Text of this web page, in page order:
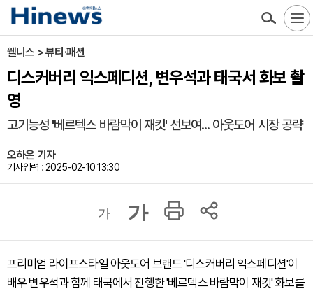
웰니스 > 뷰티·패션
디스커버리 익스페디션, 변우석과 태국서 화보 촬
영
고기능성 '베르텍스 바람막이 재킷' 선보여... 아웃도어 시장 공략
오하은 기자
기사입력 : 2025-02-10 13:30
가 가
프리미엄 라이프스타일 아웃도어 브랜드 '디스커버리 익스페디션'이
배우 변우석과 함께 태국에서 진행한 '베르텍스 바람막이 재킷' 화보를